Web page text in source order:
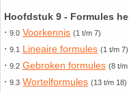
Hoofdstuk 9 - Formules
⋅ 9.0 Voorkennis (1 t/m 7)
⋅ 9.1 Lineaire formules (1 t/m 7)
⋅ 9.2 Gebroken formules (8 t/m
⋅ 9.3 Wortelformules (13 t/m 18)
HAVO 5B - Hoofdstuk 10 -
berekeningen
17. Machten
18. Matrices